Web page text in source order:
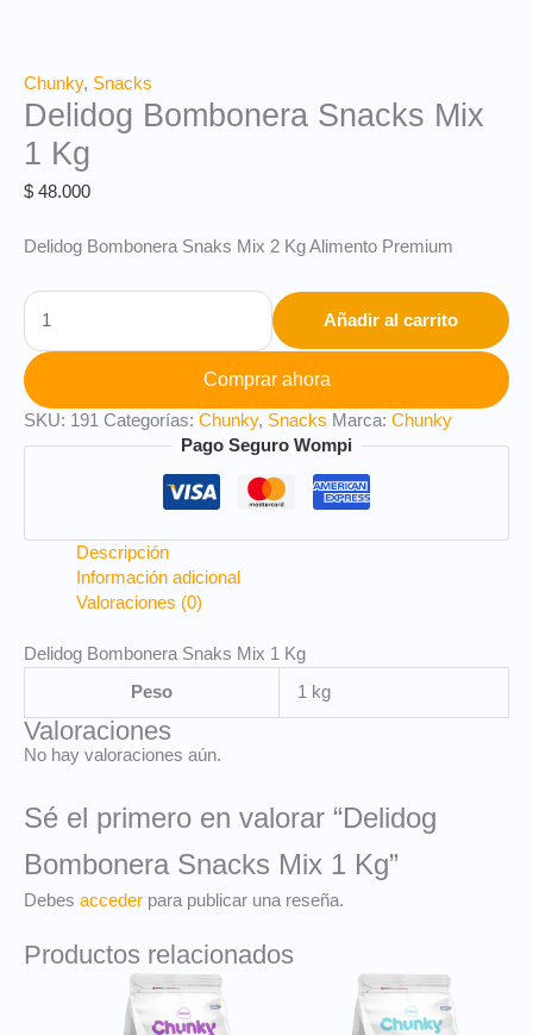
Chunky, Snacks
Delidog Bombonera Snacks Mix
1 Kg
$ 48.000
Delidog Bombonera Snaks Mix 2 Kg Alimento Premium
Añadir al carrito
Comprar ahora
SKU: 191 Categorías: Chunky, Snacks Marca: Chunky
Pago Seguro Wompi
Descripción
Información adicional
Valoraciones (0)
Delidog Bombonera Snaks Mix 1 Kg
Peso
1 kg
Valoraciones
No hay valoraciones aún.
Sé el primero en valorar “Delidog
Bombonera Snacks Mix 1 Kg”
Debes acceder para publicar una reseña.
Productos relacionados